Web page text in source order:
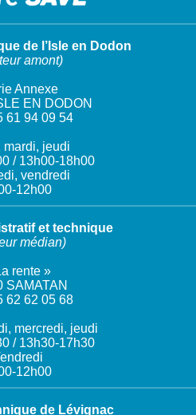
de l’Isle en Dodon
amont)
Annexe
EN DODON
61 94 09 54
mardi, jeudi
/ 13h00-18h00
vendredi
12h00
et technique
médian)
rente »
SAMATAN
62 62 05 68
mercredi, jeudi
/ 13h30-17h30
12h00
de Lévignac